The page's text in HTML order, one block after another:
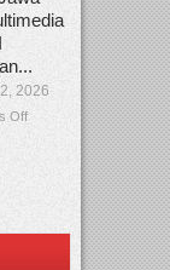
2026
Off